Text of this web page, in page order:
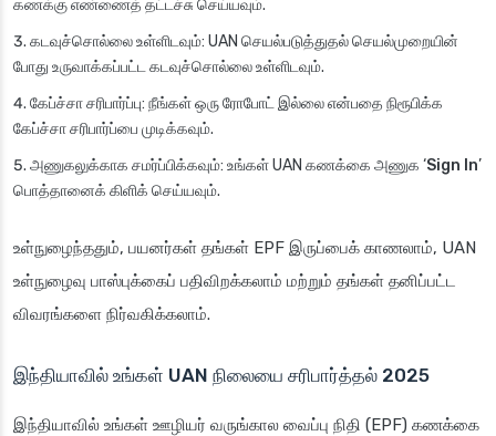
கணக்கு எண்ணைத் தட்டச்சு செய்யவும்.
கடவுச்சொல்லை உள்ளிடவும்: UAN செயல்படுத்துதல் செயல்முறையின்
போது உருவாக்கப்பட்ட கடவுச்சொல்லை உள்ளிடவும்.
கேப்ச்சா சரிபார்ப்பு: நீங்கள் ஒரு ரோபோட் இல்லை என்பதை நிரூபிக்க
கேப்ச்சா சரிபார்ப்பை முடிக்கவும்.
அணுகலுக்காக சமர்ப்பிக்கவும்: உங்கள் UAN கணக்கை அணுக ‘Sign In’
பொத்தானைக் கிளிக் செய்யவும்.
உள்நுழைந்ததும், பயனர்கள் தங்கள் EPF இருப்பைக் காணலாம், UAN
உள்நுழைவு பாஸ்புக்கைப் பதிவிறக்கலாம் மற்றும் தங்கள் தனிப்பட்ட
விவரங்களை நிர்வகிக்கலாம்.
இந்தியாவில் உங்கள் UAN நிலையை சரிபார்த்தல் 2025
இந்தியாவில் உங்கள் ஊழியர் வருங்கால வைப்பு நிதி (EPF) கணக்கை